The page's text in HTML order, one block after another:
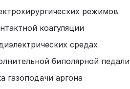
режимов
коагуляции
средах
биполярной педали
газоподачи аргона